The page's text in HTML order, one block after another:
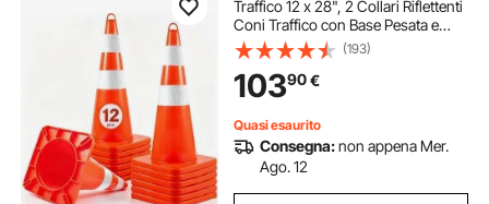
Traffico 12 x 28", 2 Collari Riflettenti
Coni Traffico con Base Pesata e
Anello Manuale Utilizzati per il
Controllo del Traffico, Parcheggio
Stradale
(193)
10390€
Quasi esaurito
Consegna:non appena Mer.
Ago. 12